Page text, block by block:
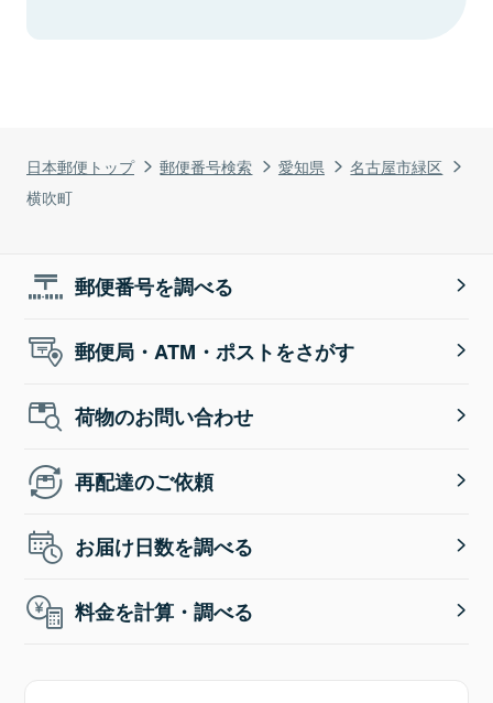
日本郵便トップ 郵便番号検索 愛知県
名古屋市緑区
横吹町
郵便番号を調べる
郵便局・ATM・ポストをさがす
荷物のお問い合わせ
再配達のご依頼
お届け日数を調べる
料金を計算・調べる